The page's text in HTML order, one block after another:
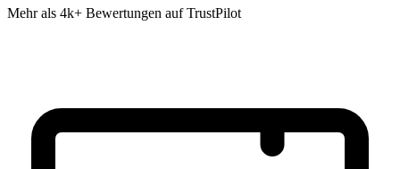
Mehr als 4k+ Bewertungen auf TrustPilot